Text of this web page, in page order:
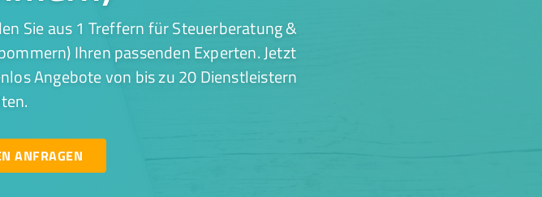
Sie aus 1 Treffern für Steuerberatung &
Ihren passenden Experten. Jetzt
Angebote von bis zu 20 Dienstleistern
ANFRAGEN